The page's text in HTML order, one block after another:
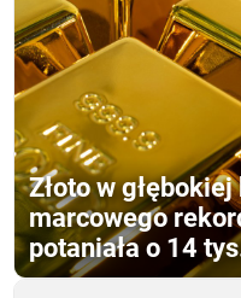
Złoto w
marcowego
potaniała o 14